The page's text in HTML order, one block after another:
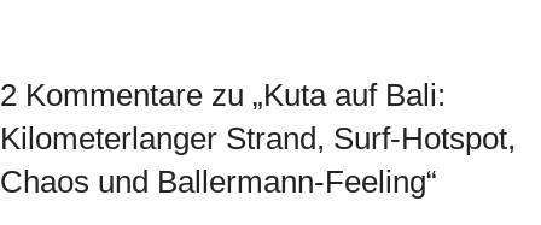
2 Kommentare zu „Kuta auf Bali:
Kilometerlanger Strand, Surf-Hotspot,
Chaos und Ballermann-Feeling“